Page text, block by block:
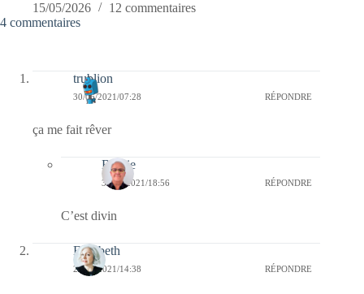
15/05/2026
12 commentaires
4 commentaires
trublion
30/06/2021/07:28 RÉPONDRE
ça me fait rêver
Bernie
30/06/2021/18:56 RÉPONDRE
C’est divin
Elisabeth
29/06/2021/14:38 RÉPONDRE